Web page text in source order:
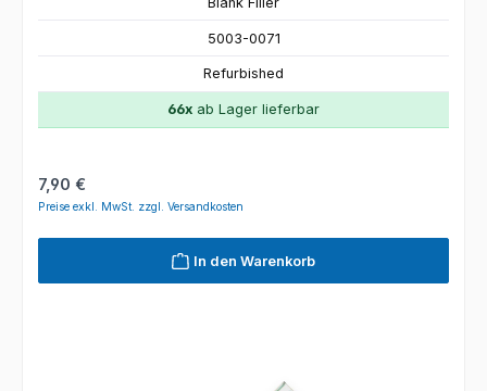
5003-0071
Refurbished
66x ab Lager lieferbar
Regulärer Preis:
7,90 €
Preise exkl. MwSt. zzgl. Versandkosten
In den Warenkorb